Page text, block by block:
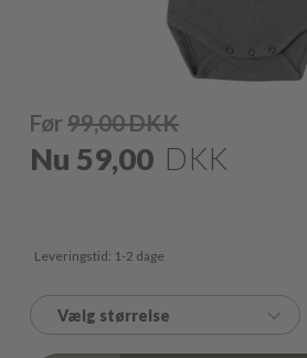
Før99,00DKK
Nu 59,00 DKK
Leveringstid: 1-2 dage
Vælg størrelse